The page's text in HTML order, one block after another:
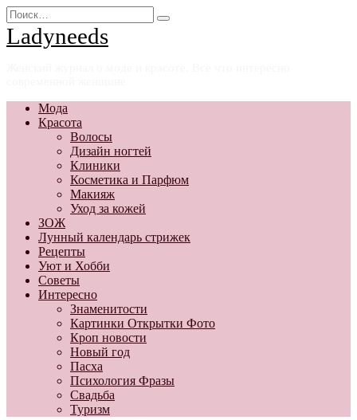
Перейти
к
содержанию
Search
for:
Ladyneeds
Мода
Красота
Волосы
Дизайн ногтей
Клиники
Косметика и Парфюм
Макияж
Уход за кожей
ЗОЖ
Лунный календарь стрижек
Рецепты
Уют и Хобби
Советы
Интересно
Знаменитости
Картинки Открытки Фото
Кроп новости
Новый год
Пасха
Психология Фразы
Свадьба
Туризм